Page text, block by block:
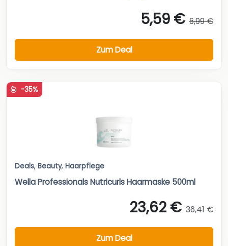
5,59 € 6,99 €
Zum Deal
-35%
Deals, Beauty, Haarpflege
Wella Professionals Nutricurls Haarmaske 500ml
23,62 € 36,41 €
Zum Deal